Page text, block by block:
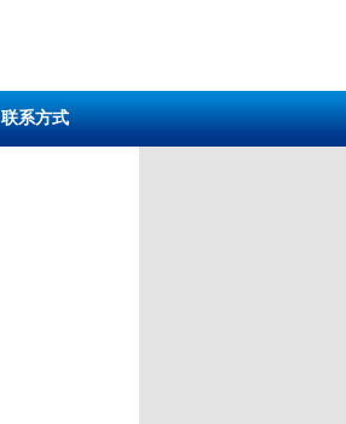
联系方式